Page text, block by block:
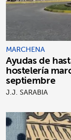
MARCHENA
Ayudas de
hostelería
septiembre
J.J. SARABIA